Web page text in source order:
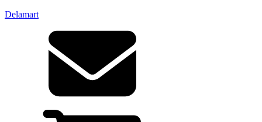
Delamart